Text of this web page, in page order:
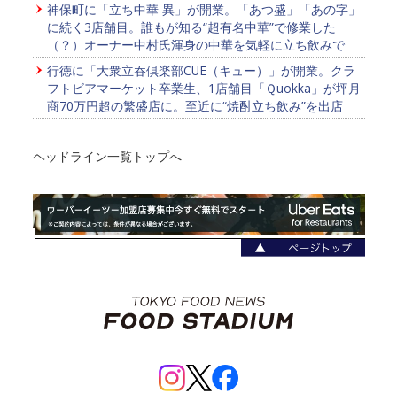
神保町に「立ち中華 異」が開業。「あつ盛」「あの字」
に続く3店舗目。誰もが知る“超有名中華”で修業した
（？）オーナー中村氏渾身の中華を気軽に立ち飲みで
行徳に「大衆立吞倶楽部CUE（キュー）」が開業。クラ
フトビアマーケット卒業生、1店舗目「Ｑuokka」が坪月
商70万円超の繁盛店に。至近に“焼酎立ち飲み”を出店
ヘッドライン一覧トップへ